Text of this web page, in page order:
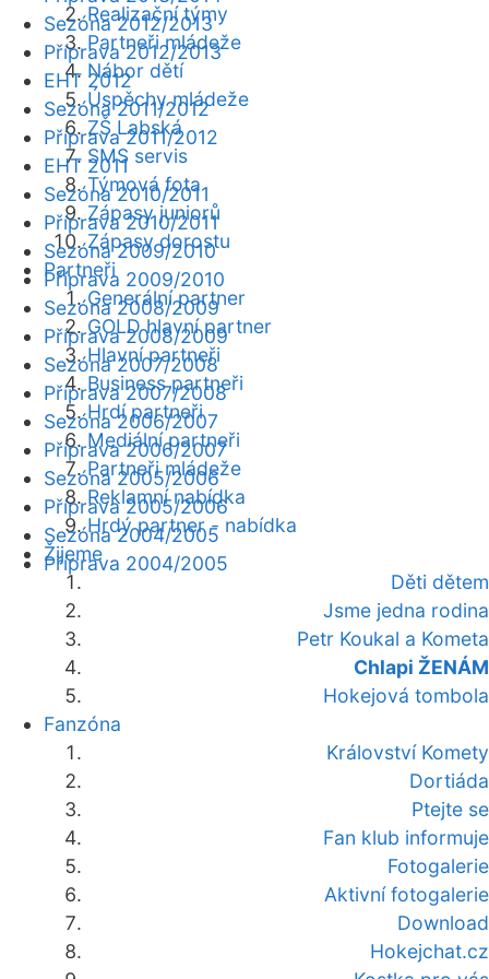
Realizační týmy
Partneři mládeže
Nábor dětí
Úspěchy mládeže
ZŠ Labská
SMS servis
Týmová fota
Zápasy juniorů
Zápasy dorostu
Partneři
Generální partner
GOLD hlavní partner
Hlavní partneři
Business partneři
Hrdí partneři
Mediální partneři
Partneři mládeže
Reklamní nabídka
Hrdý partner - nabídka
Žijeme
Děti dětem
Jsme jedna rodina
Petr Koukal a Kometa
Chlapi ŽENÁM
Hokejová tombola
Fanzóna
Království Komety
Dortiáda
Ptejte se
Fan klub informuje
Fotogalerie
Aktivní fotogalerie
Download
Hokejchat.cz
Sezóna 2012/2013
Příprava 2012/2013
EHT 2012
Sezóna 2011/2012
Příprava 2011/2012
EHT 2011
Sezóna 2010/2011
Příprava 2010/2011
Sezóna 2009/2010
Příprava 2009/2010
Sezóna 2008/2009
Příprava 2008/2009
Sezóna 2007/2008
Příprava 2007/2008
Sezóna 2006/2007
Příprava 2006/2007
Sezóna 2005/2006
Příprava 2005/2006
Sezóna 2004/2005
Příprava 2004/2005